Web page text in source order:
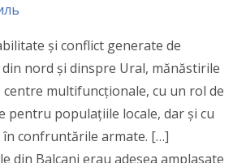
și conflict generate de
nord și dinspre Ural, mănăstirile
multifuncționale, cu un rol de
pentru populațiile locale, dar și cu
confruntările armate. […]
din Balcani erau adesea amplasate